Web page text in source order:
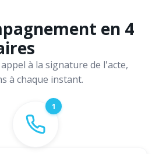
en 4
à la signature de l'acte,
à chaque instant.
1